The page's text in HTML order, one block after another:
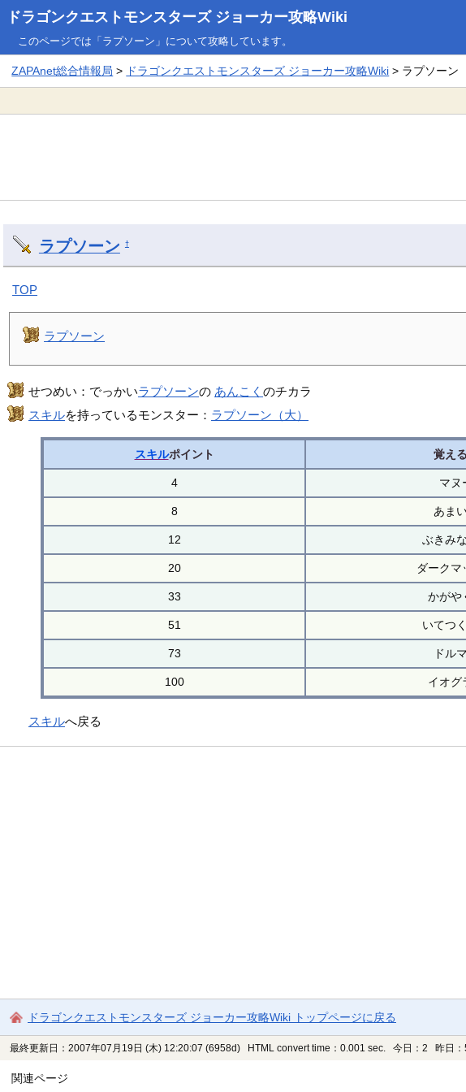
ドラゴンクエストモンスターズ ジョーカー攻略Wiki
このページでは「ラプソーン」について攻略しています。
ZAPAnet総合情報局 > ドラゴンクエストモンスターズ ジョーカー攻略Wiki > ラプソーン
ラプソーン †
TOP
ラプソーン
せつめい：でっかいラプソーンの あんこくのチカラ
スキルを持っているモンスター： ラプソーン（大）
スキルポイント 覚え
4 マヌ
8 あま
12 ぶきみ
20 ダークマ
33 かがや
51 いてつ
73 ドル
100 イオグ
スキルへ戻る
ドラゴンクエストモンスターズ ジョーカー攻略Wiki トップページに戻る
最終更新日：2007年07月19日 (木) 12:20:07 (6958d) HTML convert time：0.001 sec. 今日：2 昨日
関連ページ